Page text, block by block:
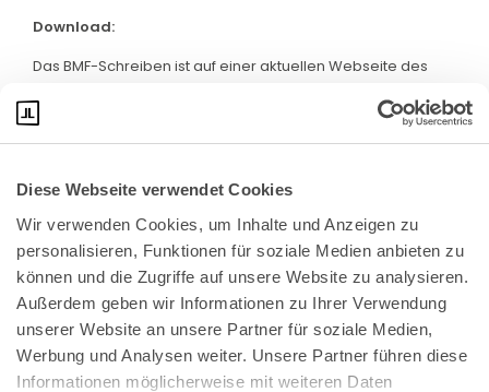
Diese Webseite verwendet Cookies
Wir verwenden Cookies, um Inhalte und Anzeigen zu
personalisieren, Funktionen für soziale Medien anbieten zu
können und die Zugriffe auf unsere Website zu analysieren.
Außerdem geben wir Informationen zu Ihrer Verwendung
unserer Website an unsere Partner für soziale Medien,
Werbung und Analysen weiter. Unsere Partner führen diese
Informationen möglicherweise mit weiteren Daten
Download:
Das BMF-Schreiben ist auf einer aktuellen Webseite des
Bundeskanzlerplatz 2
53113 Bonn